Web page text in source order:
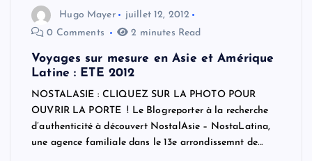
Hugo Mayer
juillet 12, 2012
0 Comments
2 minutes Read
Voyages sur mesure en Asie et Amérique
Latine : ETE 2012
NOSTALASIE : CLIQUEZ SUR LA PHOTO POUR
OUVRIR LA PORTE ! Le Blogreporter à la recherche
d’authenticité à découvert NostalAsie – NostaLatina,
une agence familiale dans le 13e arrondissemnt de…